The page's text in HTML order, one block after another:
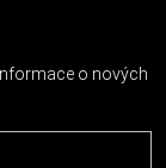
o nových